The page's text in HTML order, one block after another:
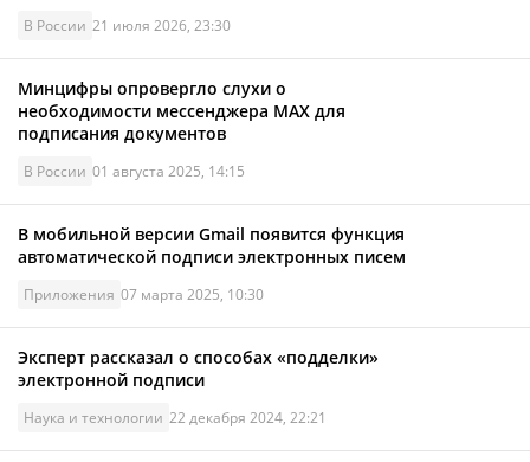
В России 21 июля 2026, 23:30
Минцифры опровергло слухи о
необходимости мессенджера MAX для
подписания документов
В России 01 августа 2025, 14:15
В мобильной версии Gmail появится функция
автоматической подписи электронных писем
Приложения 07 марта 2025, 10:30
Эксперт рассказал о способах «подделки»
электронной подписи
Наука и технологии 22 декабря 2024, 22:21